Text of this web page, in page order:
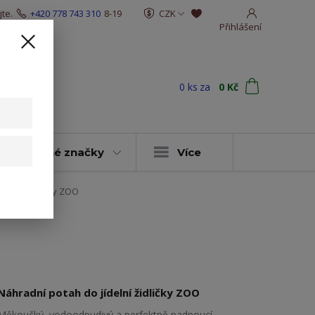
CZK
Přihlášení
+420 778 743 310 8-19
0 ks za 0 Kč
vybrané značky Více
židličky ZOO
potah do jídelní židličky ZOO